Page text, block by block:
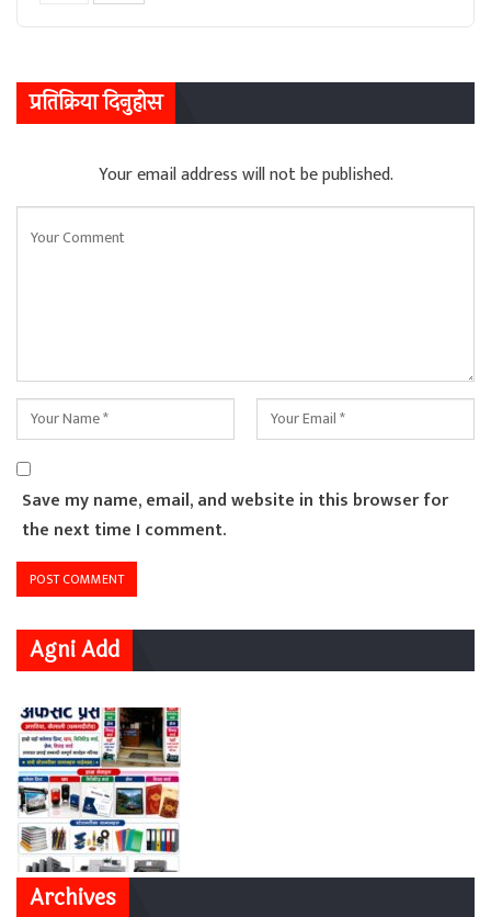
प्रतिक्रिया दिनुहोस
Your email address will not be published.
Save my name, email, and website in this browser for
the next time I comment.
Agni Add
Archives